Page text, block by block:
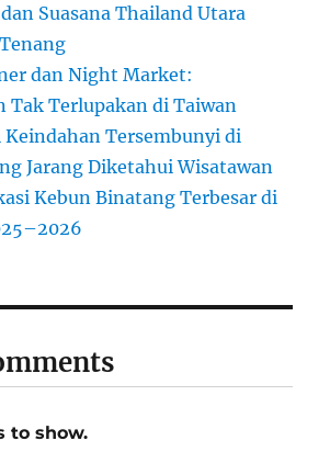
Suasana Thailand Utara
dan Night Market:
Tak Terlupakan di Taiwan
Tersembunyi di
Jarang Diketahui Wisatawan
Kebun Binatang Terbesar di
to show.